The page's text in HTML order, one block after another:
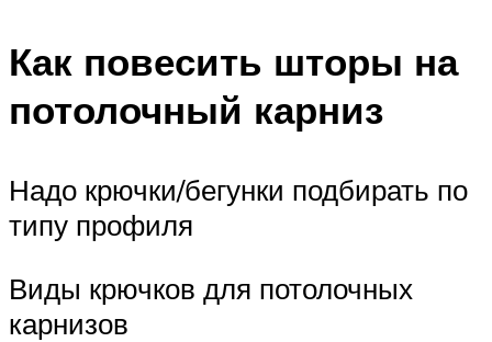
Как повесить шторы на
потолочный карниз
Надо крючки/бегунки подбирать по
типу профиля
Виды крючков для потолочных
карнизов